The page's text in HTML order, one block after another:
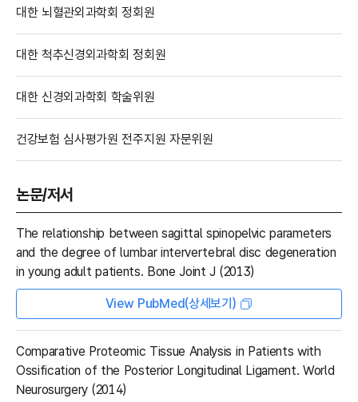
대한 뇌혈관외과학회 정회원
대한 척추신경외과학회 정회원
대한 신경외과학회 학술위원
건강보험 심사평가원 전주지원 자문위원
논문/저서
The relationship between sagittal spinopelvic parameters
and the degree of lumbar intervertebral disc degeneration
in young adult patients. Bone Joint J (2013)
View PubMed(상세보기)
Comparative Proteomic Tissue Analysis in Patients with
Ossification of the Posterior Longitudinal Ligament. World
Neurosurgery (2014)